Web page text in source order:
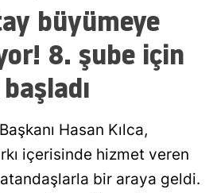
Amasya
Ankara
Aydın
Balıkesir
büyümeye
8. şube için
Hasan Kılca,
içerisinde hizmet veren
bir araya geldi.